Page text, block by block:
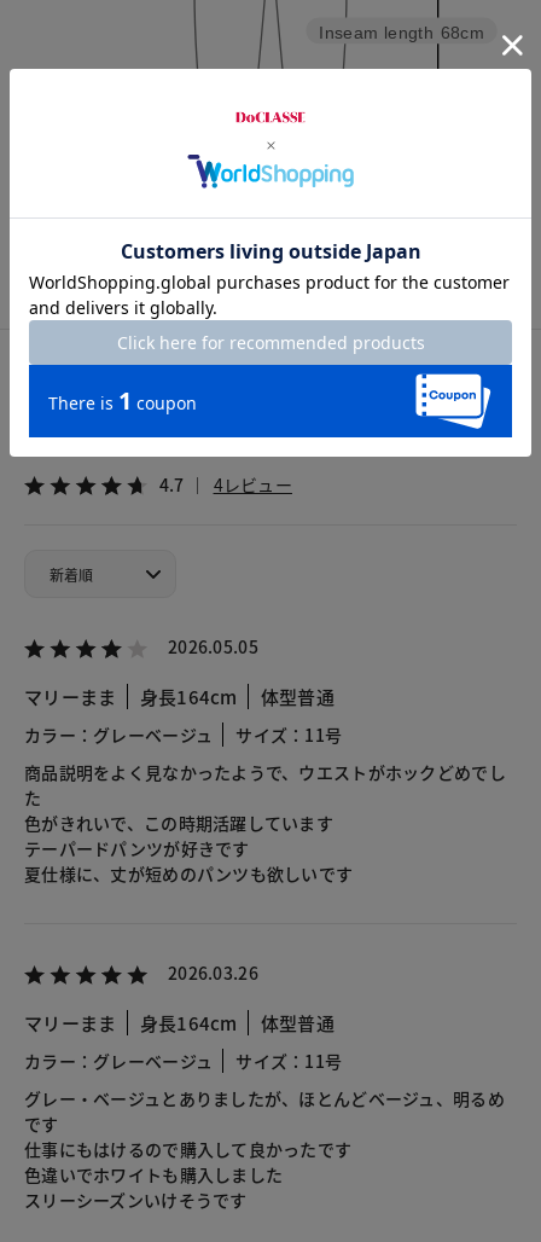
Inseam length 68cm
Hem width
7号 9号 11号 13号 15号
カスタマーレビュー
総合評価
4.7 4レビュー
2026.05.05
マリーまま 身長164cm 体型普通
カラー：グレーベージュ
サイズ：11号
商品説明をよく見なかったようで、ウエストがホックどめでし
た
色がきれいで、この時期活躍しています
テーパードパンツが好きです
夏仕様に、丈が短めのパンツも欲しいです
2026.03.26
マリーまま 身長164cm 体型普通
カラー：グレーベージュ
サイズ：11号
グレー・ベージュとありましたが、ほとんどベージュ、明るめ
です
仕事にもはけるので購入して良かったです
色違いでホワイトも購入しました
スリーシーズンいけそうです